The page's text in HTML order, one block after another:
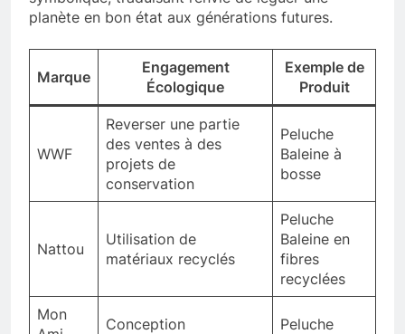
planète en bon état aux générations futures.
Marque
Engagement
Écologique
Exemple de
Produit
WWF
Reverser une partie
des ventes à des
projets de
conservation
Peluche
Baleine à
bosse
Nattou
Utilisation de
matériaux recyclés
Peluche
Baleine en
fibres
recyclées
Mon
Conception
Peluche